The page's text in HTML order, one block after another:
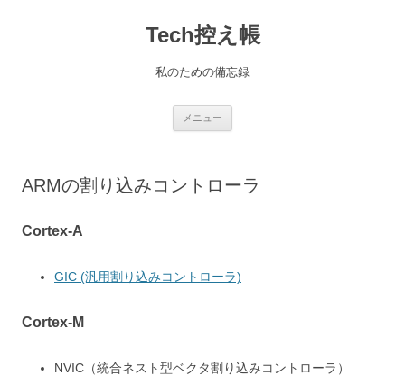
Tech控え帳
私のための備忘録
メニュー
ARMの割り込みコントローラ
Cortex-A
GIC (汎用割り込みコントローラ)
Cortex-M
NVIC（統合ネスト型ベクタ割り込みコントローラ）